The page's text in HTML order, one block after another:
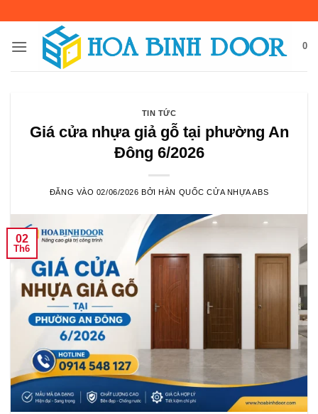
nội
0
TIN TỨC
Giá cửa nhựa giả gỗ tại phường An
Đông 6/2026
ĐĂNG VÀO 02/06/2026 BỞIHÀN QUỐC CỬA NHỰA ABS
02
Th6